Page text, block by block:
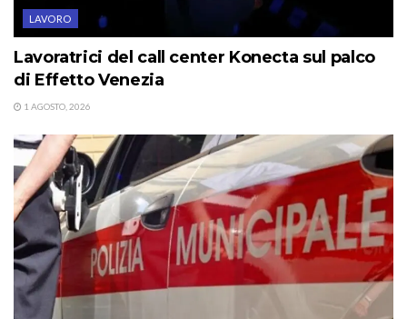
LAVORO
Lavoratrici del call center Konecta sul palco
di Effetto Venezia
1 AGOSTO, 2026